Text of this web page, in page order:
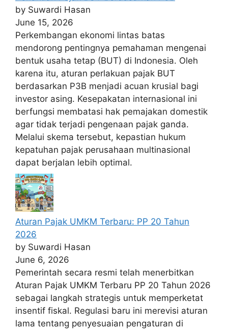
by Suwardi Hasan
June 15, 2026
Perkembangan ekonomi lintas batas
mendorong pentingnya pemahaman mengenai
bentuk usaha tetap (BUT) di Indonesia. Oleh
karena itu, aturan perlakuan pajak BUT
berdasarkan P3B menjadi acuan krusial bagi
investor asing. Kesepakatan internasional ini
berfungsi membatasi hak pemajakan domestik
agar tidak terjadi pengenaan pajak ganda.
Melalui skema tersebut, kepastian hukum
kepatuhan pajak perusahaan multinasional
dapat berjalan lebih optimal.
Aturan Pajak UMKM Terbaru: PP 20 Tahun
2026
by Suwardi Hasan
June 6, 2026
Pemerintah secara resmi telah menerbitkan
Aturan Pajak UMKM Terbaru PP 20 Tahun 2026
sebagai langkah strategis untuk memperketat
insentif fiskal. Regulasi baru ini merevisi aturan
lama tentang penyesuaian pengaturan di